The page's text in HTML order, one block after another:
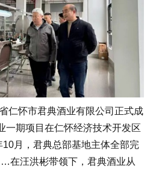
怀市君典酒业有限公司正式成
一期项目在仁怀经济技术开发区
月，君典总部基地主体全部完
在汪洪彬带领下，君典酒业从